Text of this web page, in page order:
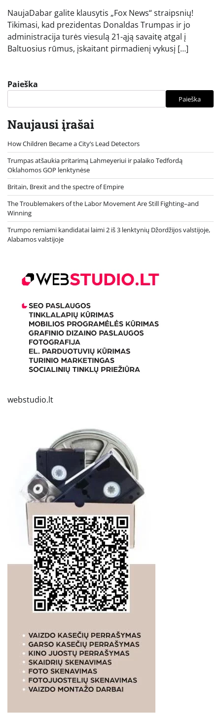
NaujaDabar galite klausytis „Fox News“ straipsnių!
Tikimasi, kad prezidentas Donaldas Trumpas ir jo
administracija turės viesulą 21-ąją savaitę atgal į
Baltuosius rūmus, įskaitant pirmadienį vykusį […]
Paieška
Paieška
Naujausi įrašai
How Children Became a City’s Lead Detectors
Trumpas atšaukia pritarimą Lahmeyeriui ir palaiko Tedfordą
Oklahomos GOP lenktynėse
Britain, Brexit and the spectre of Empire
The Troublemakers of the Labor Movement Are Still Fighting–and
Winning
Trumpo remiami kandidatai laimi 2 iš 3 lenktynių Džordžijos valstijoje,
Alabamos valstijoje
webstudio.lt